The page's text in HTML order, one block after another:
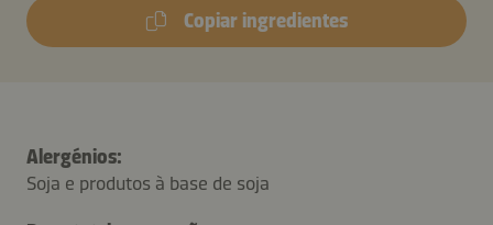
Copiar ingredientes
Alergénios:
Soja e produtos à base de soja